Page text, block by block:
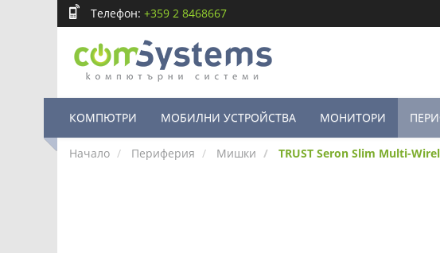
Телефон: +359 2 8468667
КОМПЮТРИ МОБИЛНИ УСТРОЙСТВА МОНИТОРИ
Начало Периферия Мишки TRUST Seron Slim Multi-